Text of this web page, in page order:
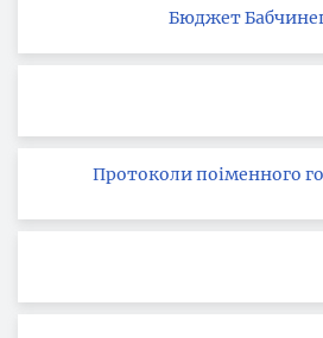
Бюджет
Протоколи поіменного